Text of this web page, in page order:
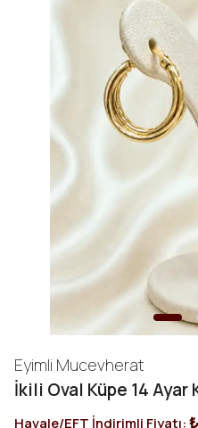
Eyimli Mucevherat
İkili Oval Küpe 14 Ayar
Havale/EFT İndirimli Fiyatı: